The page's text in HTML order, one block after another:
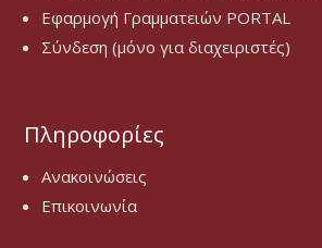
Εφαρμογή Γραμματειών PORTAL
Σύνδεση (μόνο για διαχειριστές)
Πληροφορίες
Ανακοινώσεις
Επικοινωνία